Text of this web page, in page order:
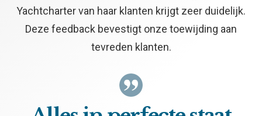
Yachtcharter van haar klanten krijgt zeer duidelijk.
Deze feedback bevestigt onze toewijding aan
tevreden klanten.